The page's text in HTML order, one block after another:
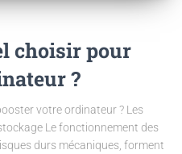
choisir pour
?
votre ordinateur ? Les
Le fonctionnement des
durs mécaniques, forment